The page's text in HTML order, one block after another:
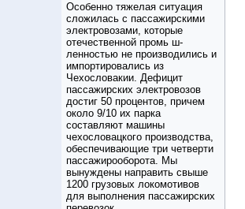
Особенно тяжелая ситуация
сложилась с пассажирскими
электровозами, которые
отечественной промь ш-
ленностью не производились и
импортировались из
Чехословакии. Дефицит
пассажирских электровозов
достиг 50 процентов, причем
около 9/10 их парка
составляют машины
чехословацкого производства,
обеспечивающие три четверти
пассажирооборота. Мы
вынуждены направить свыше
1200 грузовых локомотивов
для выполнения пассажирских